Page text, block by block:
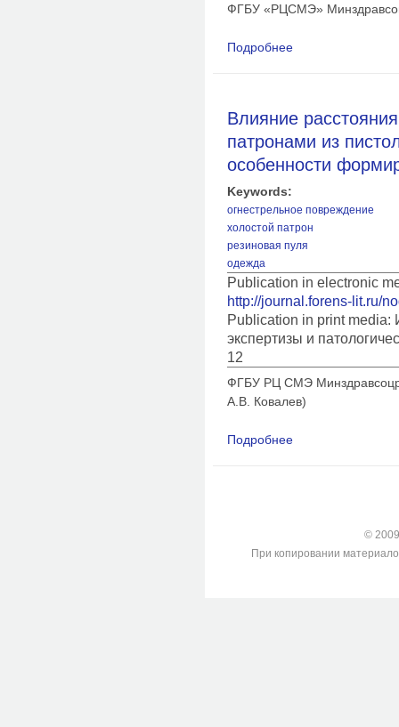
ФГБУ «РЦСМЭ»
Подробнее
Влияние
патронами из
особенности
Keywords:
огнестрельное повреждение
холостой патрон
резиновая пуля
одежда
Publication in electronic
http://journal.forens-lit.ru/
Publication in print
экспертизы и
12
ФГБУ РЦ СМЭ
А.В. Ковалев)
Подробнее
©
При копировании